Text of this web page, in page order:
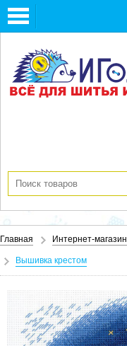
Toggle
navigation
Главная Интернет-магазин
Вышивка крестом